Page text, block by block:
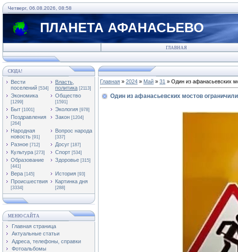
Четверг, 06.08.2026, 08:58
ПЛАНЕТА АФАНАСЬЕВО
ГЛАВНАЯ
СЮДА!
Вести
поселений [534]
Власть,
политика [2113]
Экономика
[1299]
Общество
[1591]
Быт [1001] Экология [978]
Поздравления
[264]
Закон [1204]
Народная
новость [91]
Вопрос народа
[337]
Разное [712] Досуг [187]
Культура [273] Спорт [534]
Образование
[441]
Здоровье [315]
Вера [145] История [93]
Происшествия
[3334]
Картинка дня
[288]
МЕНЮ САЙТА
Главная страница
Актуальные статьи
Адреса, телефоны, справки
Фотоальбомы
Главная » 2024 » Май » 31 » Один из афанасьевских
Один из афанасьевских мостов ограничили